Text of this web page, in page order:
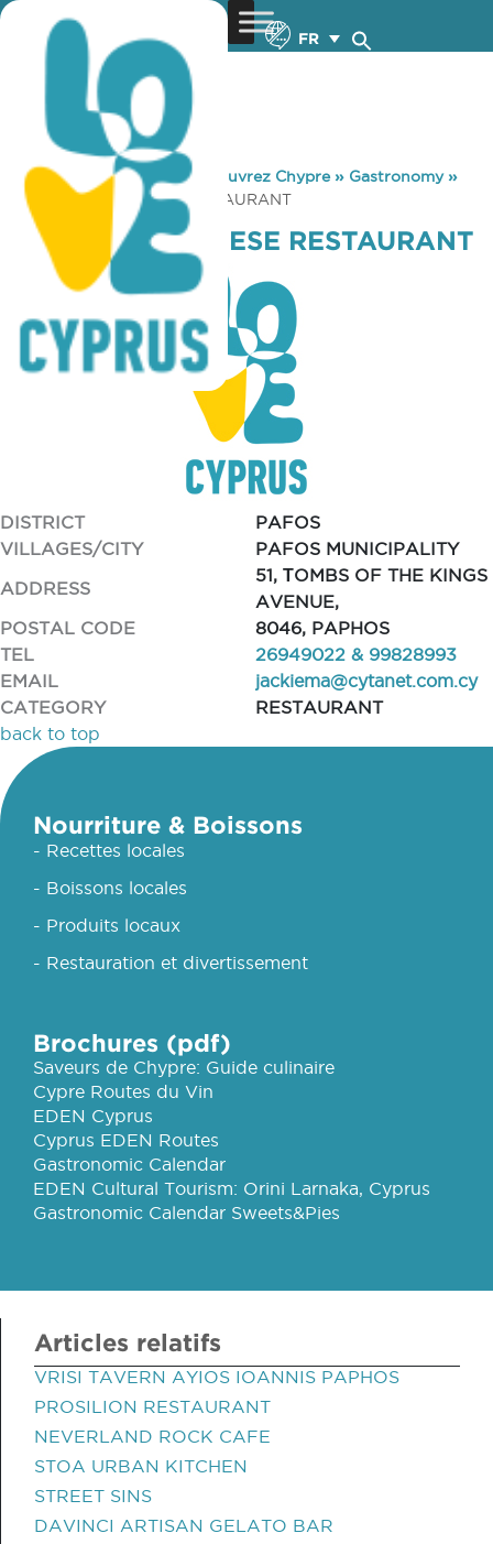
FR
You are here: Home »Découvrez Chypre» Gastronomy»
JACKIE MA CHINESE RESTAURANT
JACKIE MA CHINESE RESTAURANT
DISTRICT
PAFOS
VILLAGES/CITY
PAFOS MUNICIPALITY
ADDRESS
51, ΤOMBS OF THE KINGS
AVENUE,
POSTAL CODE
8046, PAPHOS
TEL
26949022 & 99828993
EMAIL
jackiema@cytanet.com.cy
CATEGORY
RESTAURANT
back to top
Nourriture & Boissons
- Recettes locales
- Boissons locales
- Produits locaux
- Restauration et divertissement
Brochures (pdf)
Saveurs de Chypre: Guide culinaire
Cypre Routes du Vin
EDEN Cyprus
Cyprus EDEN Routes
Gastronomic Calendar
EDEN Cultural Tourism: Orini Larnaka, Cyprus
Gastronomic Calendar Sweets&Pies
Articles relatifs
VRISI TAVERN AYIOS IOANNIS PAPHOS
PROSILION RESTAURANT
NEVERLAND ROCK CAFE
STOA URBAN KITCHEN
STREET SINS
DAVINCI ARTISAN GELATO BAR